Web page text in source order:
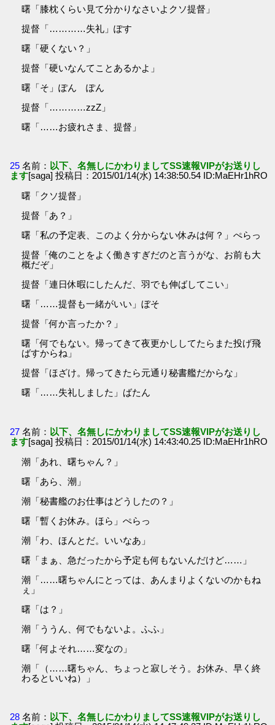
曙「膝枕くらい見て分かりなさいよクソ提督」
提督「…………失礼」ぽす
曙「硬くない？」
提督「硬いなんてことあるかよ」
曙「そ」ぽん ぽん
提督「…………zzZ」
曙「……お疲れさま、提督」
25 名前： 以下、名無しにかわりましてSS速報VIPがお送りし
ます[saga] 投稿日：2015/01/14(水) 14:38:50.54 ID:MaEHr1hRO
曙「クソ提督」
提督「あ？」
曙「私の予定表、このよく分からない休みは何？」ぺらっ
提督「俺のことをよく働きすぎだのと言うがな、お前も大
概だぞ」
提督「連日休暇にしたんだ、羽でも伸ばしてこい」
曙「……提督も一緒がいい」ぼそ
提督「何か言ったか？」
曙「何でもない。帰ってきて夜更かししてたらまた投げ飛
ばすからね」
提督「ほざけ。帰ってきたら元通り秘書艦だからな」
曙「……失礼しました」ばたん
27 名前： 以下、名無しにかわりましてSS速報VIPがお送りし
ます[saga] 投稿日：2015/01/14(水) 14:43:40.25 ID:MaEHr1hRO
潮「あれ、曙ちゃん？」
曙「あら、潮」
潮「秘書艦のお仕事はどうしたの？」
曙「暫くお休み。ほら」ぺらっ
潮「わ、ほんとだ。いいなあ」
曙「まぁ、急だったから予定も何もないんだけど……」
潮「……曙ちゃんにとっては、あんまりよくないのかもね
ぇ」
曙「は？」
潮「ううん、何でもないよ。ふふ」
曙「何よそれ……変なの」
潮「（……曙ちゃん、ちょっと寂しそう。お休み、早く終
わるといいね）」
28 名前： 以下、名無しにかわりましてSS速報VIPがお送りし